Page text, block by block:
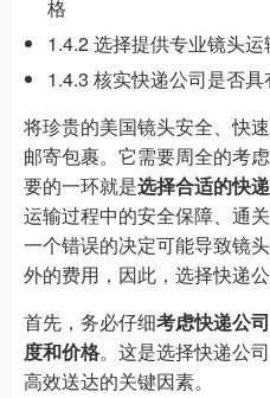
格
1.4.2 选择提供专业镜头
1.4.3 核实快递公司是否
将珍贵的美国镜头安全、快
邮寄包裹。它需要周全的考
要的一环就是选择合适的快
运输过程中的安全保障、通
一个错误的决定可能导致镜
外的费用，因此，选择快递公
首先，务必仔细考虑快递公
度和价格。这是选择快递公
高效送达的关键因素。